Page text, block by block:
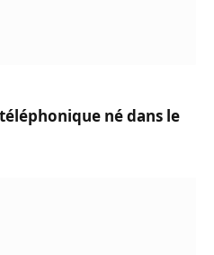
né dans le